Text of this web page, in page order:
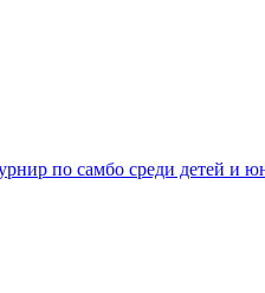
по самбо среди детей и